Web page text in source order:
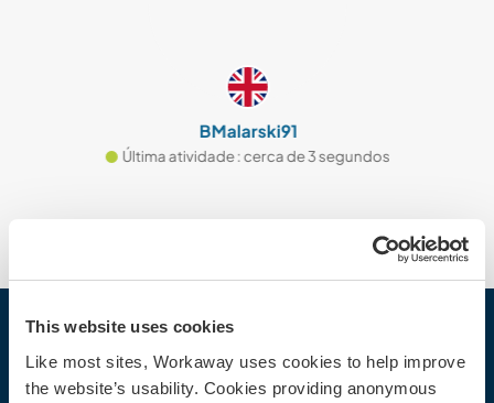
This website uses cookies
Like most sites, Workaway uses cookies to help improve
the website’s usability. Cookies providing anonymous
BMalarski91
Última atividade : cerca de 3 segundos
Encontrar um anfitrião